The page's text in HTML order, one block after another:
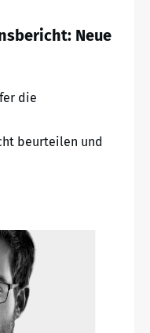
Neue
die
beurteilen und